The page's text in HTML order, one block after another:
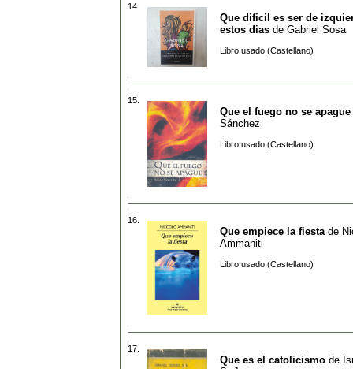
14.
Que dificil es ser de
estos dias de Gabriel Sosa
Libro usado (Castellano)
15.
Que el fuego no se apague
Sánchez
Libro usado (Castellano)
16.
Que empiece la fiesta de
Ammaniti
Libro usado (Castellano)
17.
Que es el catolicismo de